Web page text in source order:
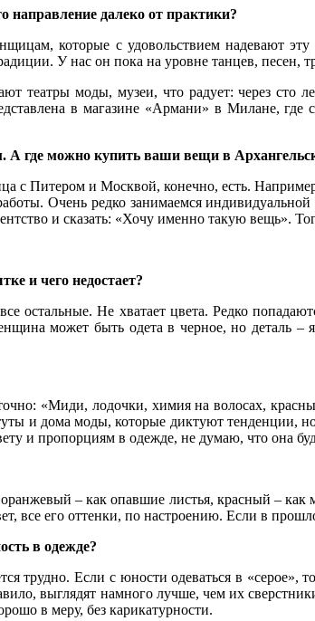
направление далеко от практики?
которые с удовольствием надевают
У нас он пока на уровне танцев, песен,
театры моды, музеи, что радует: через
в магазине «Армани» в Милане,
А где можно купить ваши вещи в
Питером и Москвой, конечно, есть.
Очень редко занимаемся
и сказать: «Хочу именно такую вещь».
и чего недостает?
остальные. Не хватает цвета. Редко
может быть одета в черное, но
«Миди, лодочки, химия на волосах,
и дома моды, которые диктуют тенденции,
и пропорциям в одежде, не думаю, что она
– как опавшие листья, красный –
его оттенки, по настроению. Если в
в одежде?
трудно. Если с юности одеваться в «серое»,
выглядят намного лучше, чем их
в меру, без карикатурности.